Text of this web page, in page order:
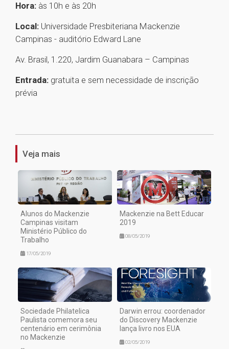
Hora: às 10h e às 20h
Local: Universidade Presbiteriana Mackenzie
Campinas - auditório Edward Lane
Av. Brasil, 1.220, Jardim Guanabara – Campinas
Entrada: gratuita e sem necessidade de inscrição
prévia
Veja mais
Alunos do Mackenzie
Campinas visitam
Ministério Público do
Trabalho
17/05/2019
Mackenzie na Bett Educar
2019
08/05/2019
Sociedade Philatelica
Paulista comemora seu
centenário em cerimônia
no Mackenzie
Darwin errou: coordenador
do Discovery Mackenzie
lança livro nos EUA
02/05/2019